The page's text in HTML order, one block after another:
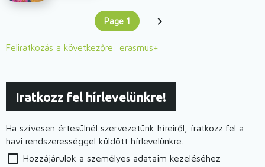
You're on
Page 1
Feliratkozás a következőre: erasmus+
Iratkozz fel hírlevelünkre!
Ha szívesen értesülnél szervezetünk híreiről, íratkozz fel a
havi rendszerességgel küldött hírlevelünkre.
Hozzájárulok a személyes adataim kezeléséhez